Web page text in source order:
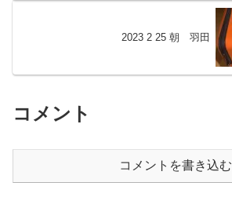
2023 2 25 朝 羽田
コメント
コメントを書き込む